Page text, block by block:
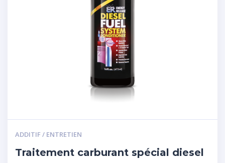
ADDITIF / ENTRETIEN
Traitement carburant spécial diesel